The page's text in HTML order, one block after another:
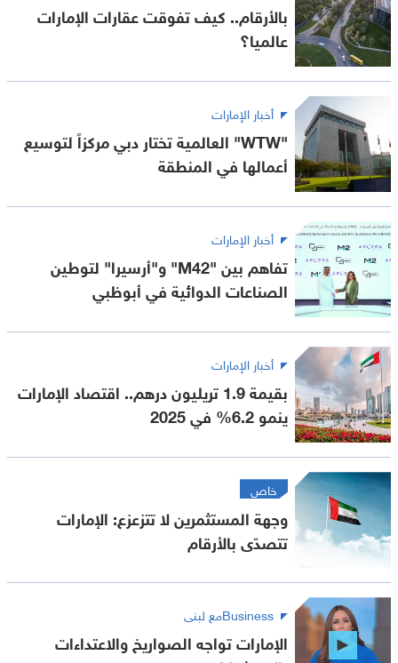
بالأرقام.. كيف تفوقت عقارات الإمارات
عالميا؟
أخبار الإمارات
"WTW" العالمية تختار دبي مركزاً لتوسيع
أعمالها في المنطقة
أخبار الإمارات
تفاهم بين "M42" و"أرسيرا" لتوطين
الصناعات الدوائية في أبوظبي
أخبار الإمارات
بقيمة 1.9 تريليون درهم.. اقتصاد الإمارات
ينمو 6.2% في 2025
خاص
وجهة المستثمرين لا تتزعزع: الإمارات
تتصدّى بالأرقام
Businessمع لبنى
الإمارات تواجه الصواريخ والاعتداءات